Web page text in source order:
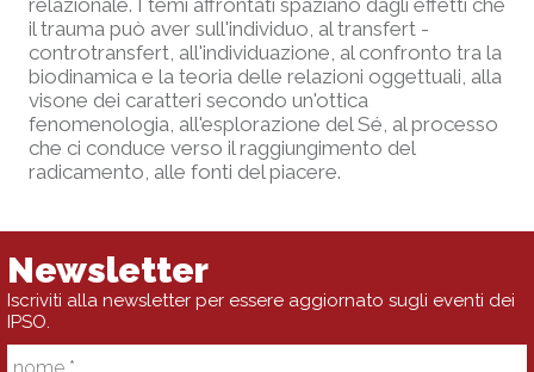
relazionale. I temi affrontati spaziano dagli effetti che
il trauma può aver sull'individuo, al transfert -
controtransfert, all'individuazione, al confronto tra la
biodinamica e la teoria delle relazioni oggettuali, alla
visone dei caratteri secondo un'ottica
fenomenologia, all'esplorazione del Sé, al processo
che ci conduce verso il raggiungimento del
radicamento, alle fonti del piacere.
Newsletter
Iscriviti alla newsletter per essere aggiornato sugli eventi dei
IPSO.